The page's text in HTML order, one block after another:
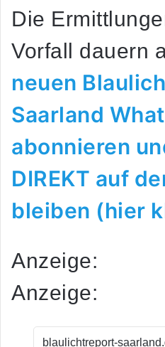
Die
Vorfall dauern
neuen
Saarland
abonnieren
DIREKT auf
bleiben (hier
Anzeige:
Anzeige: